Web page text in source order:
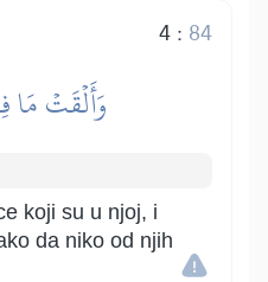
4: 84
وَأَلۡقَتۡ مَا
koji su u njoj, i
da niko od njih